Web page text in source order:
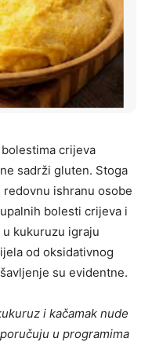
crijeva
sadrži gluten. Stoga
ishranu osobe
bolesti crijeva i
kukuruzu igraju
od oksidativnog
su evidentne.
i kačamak nude
u programima